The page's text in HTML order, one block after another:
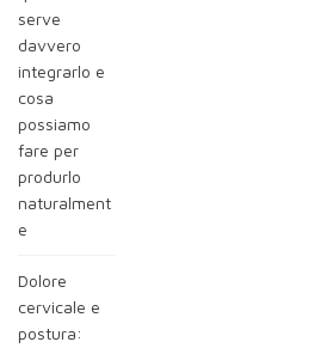
serve
davvero
integrarlo e
cosa
possiamo
fare per
produrlo
naturalment
e
Dolore
cervicale e
postura: